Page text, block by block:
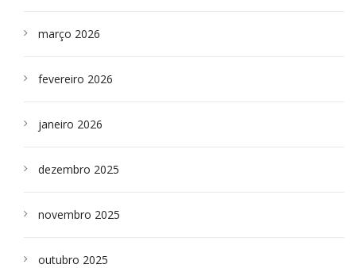
março 2026
fevereiro 2026
janeiro 2026
dezembro 2025
novembro 2025
outubro 2025